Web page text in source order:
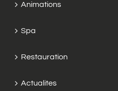
Animations
Spa
Restauration
Actualites